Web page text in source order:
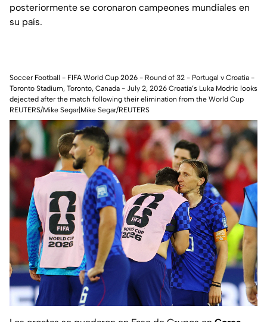
posteriormente se coronaron campeones mundiales en
su país.
Soccer Football - FIFA World Cup 2026 - Round of 32 - Portugal v Croatia -
Toronto Stadium, Toronto, Canada - July 2, 2026 Croatia’s Luka Modric looks
dejected after the match following their elimination from the World Cup
REUTERS/Mike Segar|Mike Segar/REUTERS